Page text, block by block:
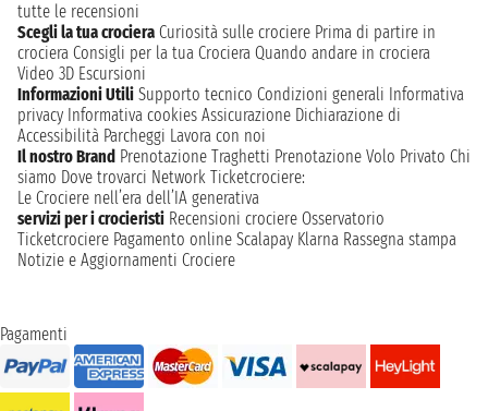
tutte le recensioni
Scegli la tua crociera Curiosità sulle crociere Prima di partire in
crociera Consigli per la tua Crociera Quando andare in crociera
Video 3D Escursioni
Informazioni Utili Supporto tecnico Condizioni generali Informativa
privacy Informativa cookies Assicurazione Dichiarazione di
Accessibilità Parcheggi Lavora con noi
Il nostro Brand Prenotazione Traghetti Prenotazione Volo Privato Chi
siamo Dove trovarci Network Ticketcrociere:
Le Crociere nell’era dell’IA generativa
servizi per i crocieristi Recensioni crociere Osservatorio
Ticketcrociere Pagamento online Scalapay Klarna Rassegna stampa
Notizie e Aggiornamenti Crociere
Pagamenti